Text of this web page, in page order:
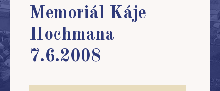
Memoriál Káje
Hochmana
7.6.2008